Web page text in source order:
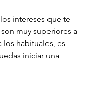
intereses que te
muy superiores a
los habituales, es
iniciar una